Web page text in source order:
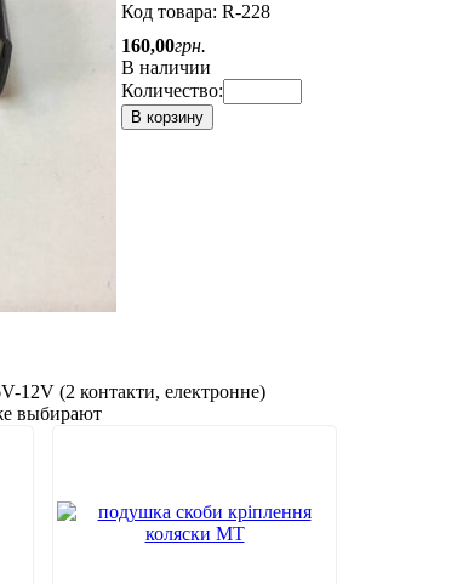
Код товара: R-228
160,00грн.
В наличии
Количество:
В корзину
12V (2 контакти, електронне)
выбирают